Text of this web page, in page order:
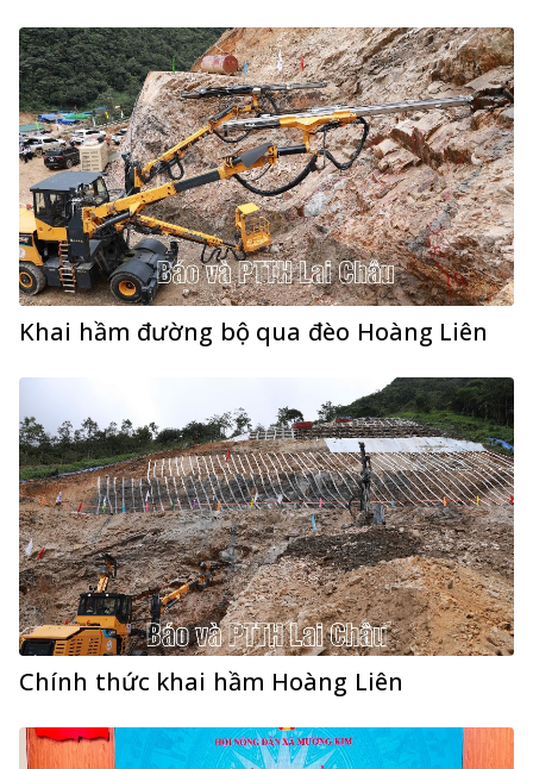
Khai hầm đường bộ qua đèo Hoàng Liên
Chính thức khai hầm Hoàng Liên